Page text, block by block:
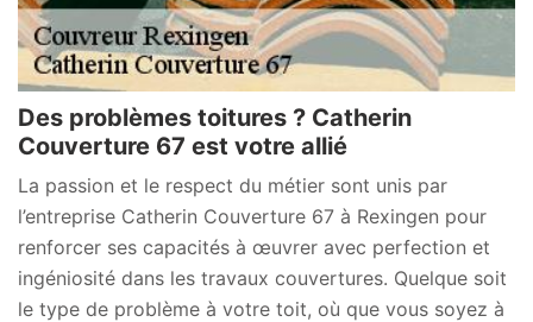
Des problèmes toitures ? Catherin
Couverture 67 est votre allié
La passion et le respect du métier sont unis par
l’entreprise Catherin Couverture 67 à Rexingen pour
renforcer ses capacités à œuvrer avec perfection et
ingéniosité dans les travaux couvertures. Quelque soit
le type de problème à votre toit, où que vous soyez à